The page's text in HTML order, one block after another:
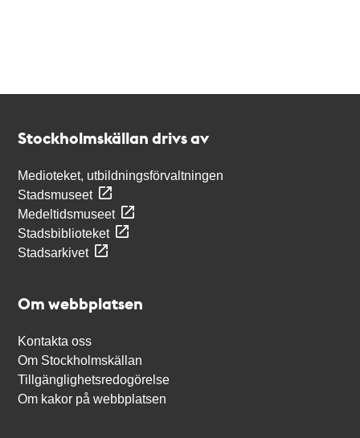
Stockholmskällan drivs av
Medioteket, utbildningsförvaltningen
Stadsmuseet
Medeltidsmuseet
Stadsbiblioteket
Stadsarkivet
Om webbplatsen
Kontakta oss
Om Stockholmskällan
Tillgänglighetsredogörelse
Om kakor på webbplatsen